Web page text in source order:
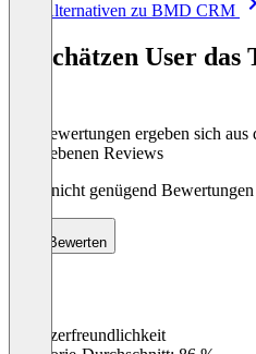
Alle Alternativen zu BMD CRM
So schätzen User das
Die Bewertungen ergeben sich
abgegebenen Reviews
Noch nicht genügend
Bewerten
Benutzerfreundlichkeit